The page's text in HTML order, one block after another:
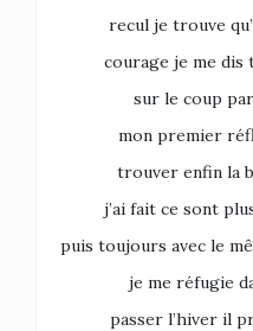
recul je trouve
courage je me dis
sur le coup
mon premier
trouver enfin la
j’ai fait ce sont
puis toujours avec le
je me réfugie
passer l’hiver il